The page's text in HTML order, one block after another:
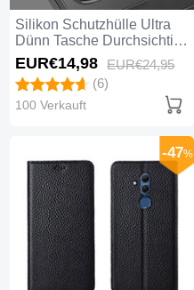
Silikon Schutzhülle Ultra
Dünn Tasche Durchsichtig
Transparent S01 für
Huawei Mate 20 Lite
Schwarz
EUR€14,98 EUR€24,95
(6)
100 Verkauft
-47%